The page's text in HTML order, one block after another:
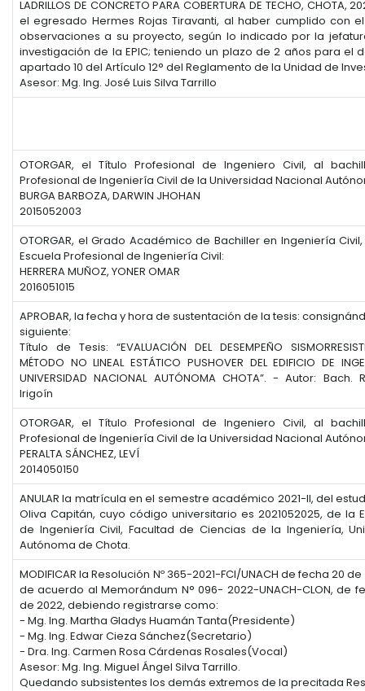
LADRILLOS DE CONCRETO PARA COBERTURA DE TECHO, CHOTA,
el egresado Hermes Rojas Tiravanti, al haber cumplido con
observaciones a su proyecto, según lo indicado por la
investigación de la EPIC; teniendo un plazo de 2 años para el
apartado 10 del Artículo 12° del Reglamento de la Unidad de
Asesor: Mg. Ing. José Luis Silva Tarrillo
OTORGAR, el Título Profesional de Ingeniero Civil, al
Profesional de Ingeniería Civil de la Universidad Nacional
BURGA BARBOZA, DARWIN JHOHAN
2015052003
OTORGAR, el Grado Académico de Bachiller en Ingeniería
Escuela Profesional de Ingeniería Civil:
HERRERA MUÑOZ, YONER OMAR
2016051015
APROBAR, la fecha y hora de sustentación de la tesis:
siguiente:
Título de Tesis: “EVALUACIÓN DEL DESEMPEÑO
MÉTODO NO LINEAL ESTÁTICO PUSHOVER DEL EDIFICIO DE
UNIVERSIDAD NACIONAL AUTÓNOMA CHOTA”. - Autor:
Irigoín
OTORGAR, el Título Profesional de Ingeniero Civil, al
Profesional de Ingeniería Civil de la Universidad Nacional
PERALTA SÁNCHEZ, LEVÍ
2014050150
ANULAR la matrícula en el semestre académico 2021-II, del
Oliva Capitán, cuyo código universitario es 2021052025, de la
de Ingeniería Civil, Facultad de Ciencias de la Ingeniería,
Autónoma de Chota.
MODIFICAR la Resolución Nº 365-2021-FCI/UNACH de fecha 20
de acuerdo al Memorándum N° 096- 2022-UNACH-CLON, de
de 2022, debiendo registrarse como:
- Mg. Ing. Martha Gladys Huamán Tanta(Presidente)
- Mg. Ing. Edwar Cieza Sánchez(Secretario)
- Dra. Ing. Carmen Rosa Cárdenas Rosales(Vocal)
Asesor: Mg. Ing. Miguel Ángel Silva Tarrillo.
Quedando subsistentes los demás extremos de la precitada